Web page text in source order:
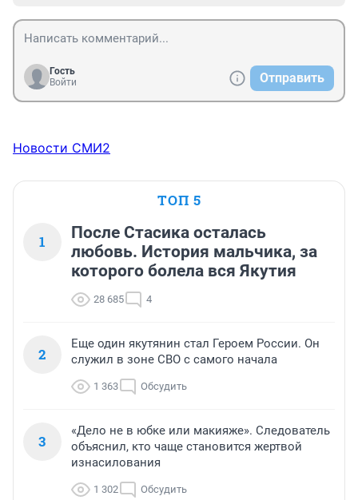
Гость
Войти
Отправить
Новости СМИ2
ТОП 5
1
После Стасика осталась
любовь. История мальчика, за
которого болела вся Якутия
28 685 4
2
Еще один якутянин стал Героем России. Он
служил в зоне СВО с самого начала
1 363 Обсудить
3
«Дело не в юбке или макияже». Следователь
объяснил, кто чаще становится жертвой
изнасилования
1 302 Обсудить